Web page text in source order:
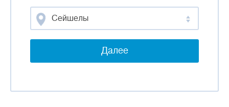
Сейшелы
Далее